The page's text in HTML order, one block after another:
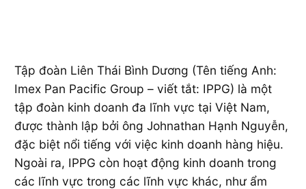
Tập đoàn Liên Thái Bình Dương (Tên tiếng Anh:
Imex Pan Pacific Group – viết tắt: IPPG) là một
tập đoàn kinh doanh đa lĩnh vực tại Việt Nam,
được thành lập bởi ông Johnathan Hạnh Nguyễn,
đặc biệt nổi tiếng với việc kinh doanh hàng hiệu.
Ngoài ra, IPPG còn hoạt động kinh doanh trong
các lĩnh vực trong các lĩnh vực khác, như ẩm